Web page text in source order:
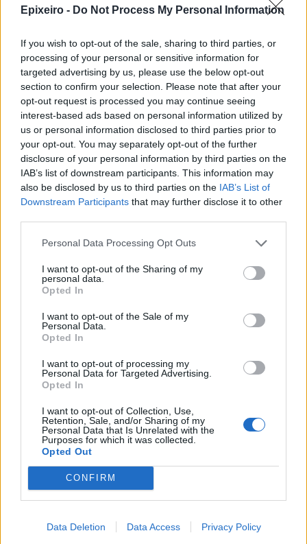
Epixeiro - Do Not Process My Personal Information
If you wish to opt-out of the sale, sharing to third parties, or
processing of your personal or sensitive information for
targeted advertising by us, please use the below opt-out
section to confirm your selection. Please note that after your
opt-out request is processed you may continue seeing
interest-based ads based on personal information utilized by
us or personal information disclosed to third parties prior to
your opt-out. You may separately opt-out of the further
disclosure of your personal information by third parties on the
IAB’s list of downstream participants. This information may
also be disclosed by us to third parties on the IAB’s List of
Downstream Participants that may further disclose it to other
Personal Data Processing Opt Outs
I want to opt-out of the Sharing of my
personal data.
Opted In
I want to opt-out of the Sale of my
Personal Data.
Opted In
I want to opt-out of processing my
Personal Data for Targeted Advertising.
Opted In
I want to opt-out of Collection, Use,
Retention, Sale, and/or Sharing of my
Personal Data that Is Unrelated with the
Purposes for which it was collected.
Opted Out
CONFIRM
Data Deletion Data Access Privacy Policy
Περισσότερα από το
Apple: Προσφεύγει στη
Δικαιοσύνη κατά της OpenAI για
φερόμενη υπεξαίρεση εμπορικών
μυστικών
06/08/26|16:09
Γερμανική
αυτοκινητοβιομηχανία: Μαζικές
περικοπές σε managers από
Volkswagen, Porsche και BMW
04/08/26|15:23
για τη διαπίστευση του Ελληνικού
Οργανισμού Πληρωμών
ING: Ενίσχυση κερδών κατά 16%
προβλέψεις της αγοράς
Η Revolut και η OpenAI
συνεργάζονται ώστε να φέρουν
το ChatGPT Go σε εκατομμύρια
30/07/26
Βραζιλία: Προσφεύγει στον ΠΟΕ
κατά των νέων αμερικανικών
δασμών